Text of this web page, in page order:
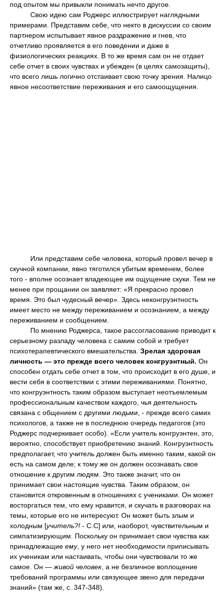
под опытом мы привыкли понимать нечто другое.
Свою идею сам Роджерс иллюстрирует наглядными
примерами. Представим себе, что некто в дискуссии со своим
партнером испытывает явное раздражение и гнев, что
отчетливо проявляется в его поведении и даже в
физиологических реакциях. В то же время сам он не отдает
себе отчет в своих чувствах и убежден (в целях самозащиты),
что всего лишь логично отстаивает свою точку зрения. Налицо
явное несоответствие переживания и его самоощущения.
Или представим себе человека, который провел вечер в
скучной компании, явно тяготился убитым временем, более
того - вполне осознает владеющее им ощущение скуки. Тем не
менее при прощании он заявляет: «Я прекрасно провел
время. Это был чудесный вечер». Здесь неконгруэнтность
имеет место не между переживанием и осознанием, а между
переживанием и сообщением.
По мнению Роджерса, такое рассогласование приводит к
серьезному разладу человека с самим собой и требует
психотерапевтического вмешательства. Зрелая здоровая
личность — это прежде всего человек конгруэнтный. Он
способен отдать себе отчет в том, что происходит в его душе, и
вести себя в соответствии с этими переживаниями. Понятно,
что конгруэнтность таким образом выступает неотъемлемым
профессиональным качеством каждого, чья деятельность
связана с общением с другими людьми, - прежде всего самих
психологов, а также не в последнюю очередь педагогов (это
Роджерс подчеркивает особо). «Если учитель конгруэнтен, это,
вероятно, способствует приобретению знаний. Конгруэнтность
предполагает, что учитель должен быть именно таким, какой он
есть на самом деле; к тому же он должен осознавать свое
отношение к другим людям. Это также значит, что он
принимает свои настоящие чувства. Таким образом, он
становится откровенным в отношениях с учениками. Он может
восторгаться тем, что ему нравится, и скучать в разговорах на
темы, которые его не интересуют. Он может быть злым и
холодным [учитель?! - С.С] или, наоборот, чувствительным и
симпатизирующим. Поскольку он принимает свои чувства как
принадлежащие ему, у него нет необходимости приписывать
их ученикам или настаивать, чтобы они чувствовали то же
самое. Он — живой человек , а не безличное воплощение
требований программы или связующее звено для передачи
знаний» (там же, с. 347-348).